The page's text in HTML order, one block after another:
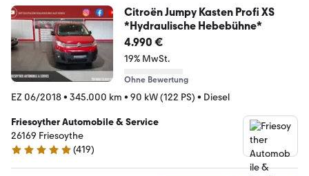
Citroën Jumpy Kasten Profi XS
*Hydraulische Hebebühne*
4.990 €
19% MwSt.
Ohne Bewertung
EZ 06/2018• 345.000 km • 90 kW (122 PS) • Diesel
Friesoyther Automobile & Service
26169 Friesoythe
4.8 Sterne
(419)